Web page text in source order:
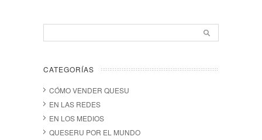
CATEGORÍAS
CÓMO VENDER QUESU
EN LAS REDES
EN LOS MEDIOS
QUESERU POR EL MUNDO